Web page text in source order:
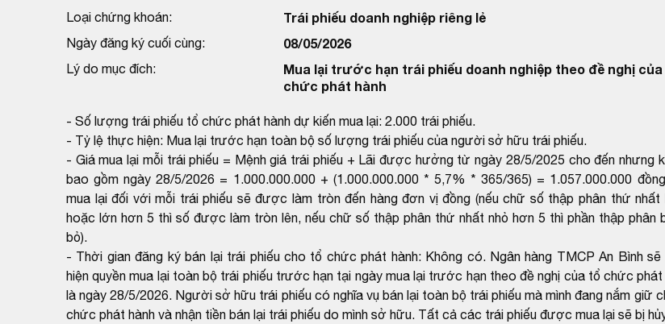
Loại chứng khoán: Trái phiếu doanh nghiệp riêng lẻ
Ngày đăng ký cuối cùng: 08/05/2026
Lý do mục đích:
Mua lại trước hạn trái phiếu doanh nghiệp theo đề nghị
chức phát hành
- Số lượng trái phiếu tổ chức phát hành dự kiến mua lại: 2.000 trái phiếu.
- Tỷ lệ thực hiện: Mua lại trước hạn toàn bộ số lượng trái phiếu của người sở hữu trái phiếu.
- Giá mua lại mỗi trái phiếu = Mệnh giá trái phiếu + Lãi được hưởng từ ngày 28/5/2025 cho đến nhưng
bao gồm ngày 28/5/2026 = 1.000.000.000 + (1.000.000.000 * 5,7% * 365/365) = 1.057.000.000
mua lại đối với mỗi trái phiếu sẽ được làm tròn đến hàng đơn vị đồng (nếu chữ số thập phân thứ nhất
hoặc lớn hơn 5 thì số được làm tròn lên, nếu chữ số thập phân thứ nhất nhỏ hơn 5 thì phần thập phân
bỏ).
- Thời gian đăng ký bán lại trái phiếu cho tổ chức phát hành: Không có. Ngân hàng TMCP An Bình
hiện quyền mua lại toàn bộ trái phiếu trước hạn tại ngày mua lại trước hạn theo đề nghị của tổ chức phát
là ngày 28/5/2026. Người sở hữu trái phiếu có nghĩa vụ bán lại toàn bộ trái phiếu mà mình đang nắm giữ
chức phát hành và nhận tiền bán lại trái phiếu do mình sở hữu. Tất cả các trái phiếu được mua lại sẽ bị